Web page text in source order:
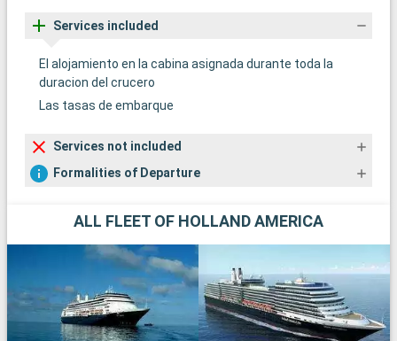
Services included
El alojamiento en la cabina asignada durante toda la
duracion del crucero
Las tasas de embarque
Services not included
Formalities of Departure
ALL FLEET OF HOLLAND AMERICA